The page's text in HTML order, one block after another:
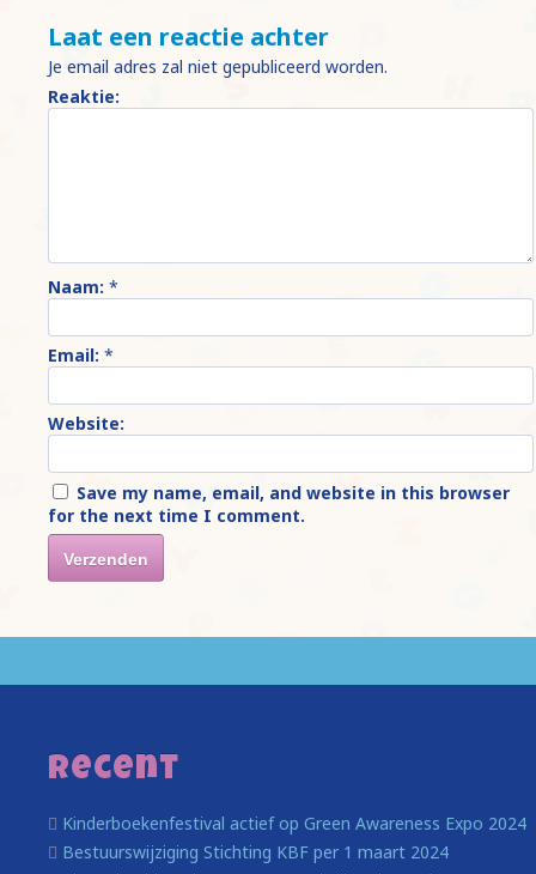
Laat een reactie achter
Je email adres zal niet gepubliceerd worden.
Reaktie:
Naam: *
Email: *
Website:
Save my name, email, and website in this browser
for the next time I comment.
Recent
Kinderboekenfestival actief op Green Awareness Expo 2024
Bestuurswijziging Stichting KBF per 1 maart 2024